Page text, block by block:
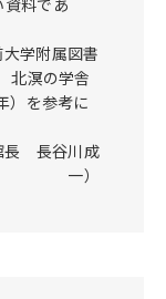
資料であ
学附属図書
溟の学舎
）を参考に
長 長谷川成
一）